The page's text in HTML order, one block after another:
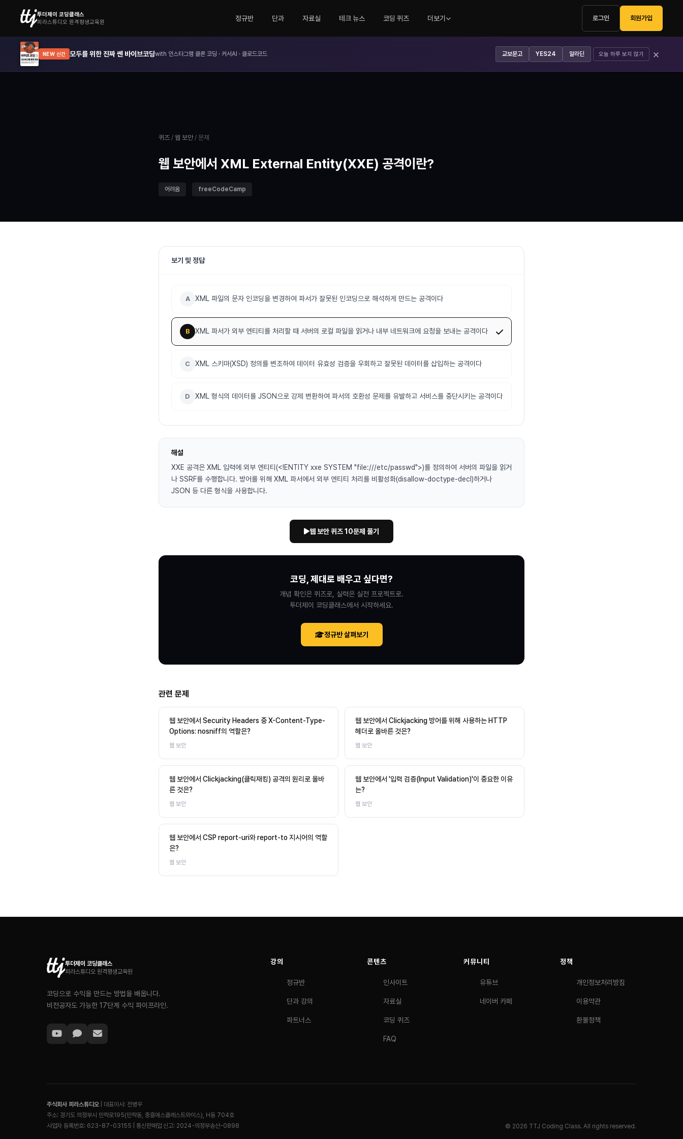
투더제이 코딩클래스
피라스튜디오 원격평생교육원
정규반 단과 자료실 테크 뉴스 코딩 퀴즈 더보기 로그인 회원가입
NEW 신간 모두를 위한 진짜 쎈 바이브코딩with 인스타그램 클론 코딩 · 커서AI · 클로드코드 교보문고 YES24 알라딘 오늘 하루 보지 않기 ×
퀴즈 / 웹 보안/ 문제
웹 보안에서 XML External Entity(XXE) 공격이란?
어려움 freeCodeCamp
보기 및 정답
A XML 파일의 문자 인코딩을 변경하여 파서가 잘못된 인코딩으로 해석하게 만드는 공격이다
B XML 파서가 외부 엔티티를 처리할 때 서버의 로컬 파일을 읽거나 내부 네트워크에 요청을 보내는 공격이다
C XML 스키마(XSD) 정의를 변조하여 데이터 유효성 검증을 우회하고 잘못된 데이터를 삽입하는 공격이다
D XML 형식의 데이터를 JSON으로 강제 변환하여 파서의 호환성 문제를 유발하고 서비스를 중단시키는 공격이다
해설
XXE 공격은 XML 입력에 외부 엔티티(<!ENTITY xxe SYSTEM "file:///etc/passwd">)를 정의하여 서버의 파일을 읽거
나 SSRF를 수행합니다. 방어를 위해 XML 파서에서 외부 엔티티 처리를 비활성화(disallow-doctype-decl)하거나
JSON 등 다른 형식을 사용합니다.
웹 보안 퀴즈 10문제 풀기
코딩, 제대로 배우고 싶다면?
개념 확인은 퀴즈로, 실력은 실전 프로젝트로.
투더제이 코딩클래스에서 시작하세요.
정규반 살펴보기
관련 문제
웹 보안에서 Security Headers 중 X-Content-Type-
Options: nosniff의 역할은?
웹 보안
웹 보안에서 Clickjacking 방어를 위해 사용하는 HTTP
헤더로 올바른 것은?
웹 보안
웹 보안에서 Clickjacking(클릭재킹) 공격의 원리로 올바
른 것은?
웹 보안
웹 보안에서 '입력 검증(Input Validation)'이 중요한 이유
는?
웹 보안
웹 보안에서 CSP report-uri와 report-to 지시어의 역할
은?
웹 보안
투더제이 코딩클래스
피라스튜디오 원격평생교육원
코딩으로 수익을 만드는 방법을 배웁니다.
비전공자도 가능한 17단계 수익 파이프라인.
강의
정규반
단과 강의
파트너스
콘텐츠
인사이트
자료실
코딩 퀴즈
FAQ
커뮤니티
유튜브
네이버 카페
정책
개인정보처리방침
이용약관
환불정책
주식회사 피라스튜디오 | 대표이사: 전병우
주소: 경기도 의정부시 민락로195(민락동, 중흥에스클래스트와이스), H동 704호
사업자 등록번호: 623-87-03155 | 통신판매업 신고: 2024-의정부송산-0898
© 2026 TTJ Coding Class. All rights reserved.